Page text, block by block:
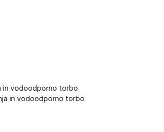
in vodoodporno torbo
in vodoodporno torbo